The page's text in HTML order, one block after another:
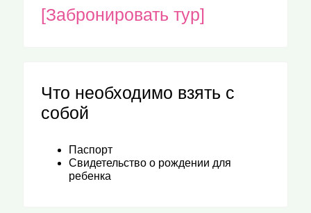
[Забронировать тур]
Что необходимо взять с
собой
Паспорт
Свидетельство о рождении для
ребенка